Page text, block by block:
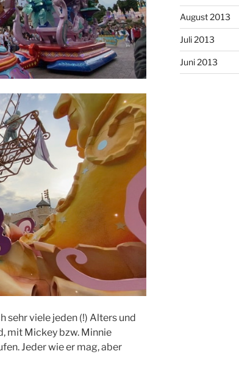
sehr viele jeden (!) Alters und
mit Mickey bzw. Minnie
Jeder wie er mag, aber
August 2013
Juli 2013
Juni 2013